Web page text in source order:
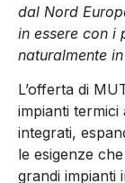
dal Nord
in essere con i
naturalmente
L’offerta di
impianti termici
integrati,
le esigenze
grandi impianti